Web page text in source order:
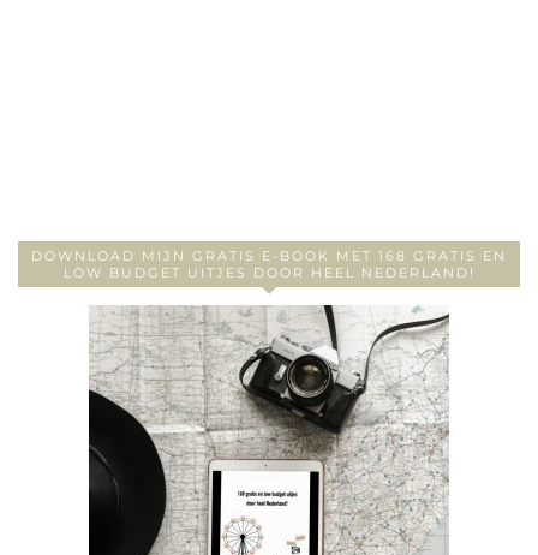
DOWNLOAD MIJN GRATIS E-BOOK MET 168 GRATIS EN
LOW BUDGET UITJES DOOR HEEL NEDERLAND!